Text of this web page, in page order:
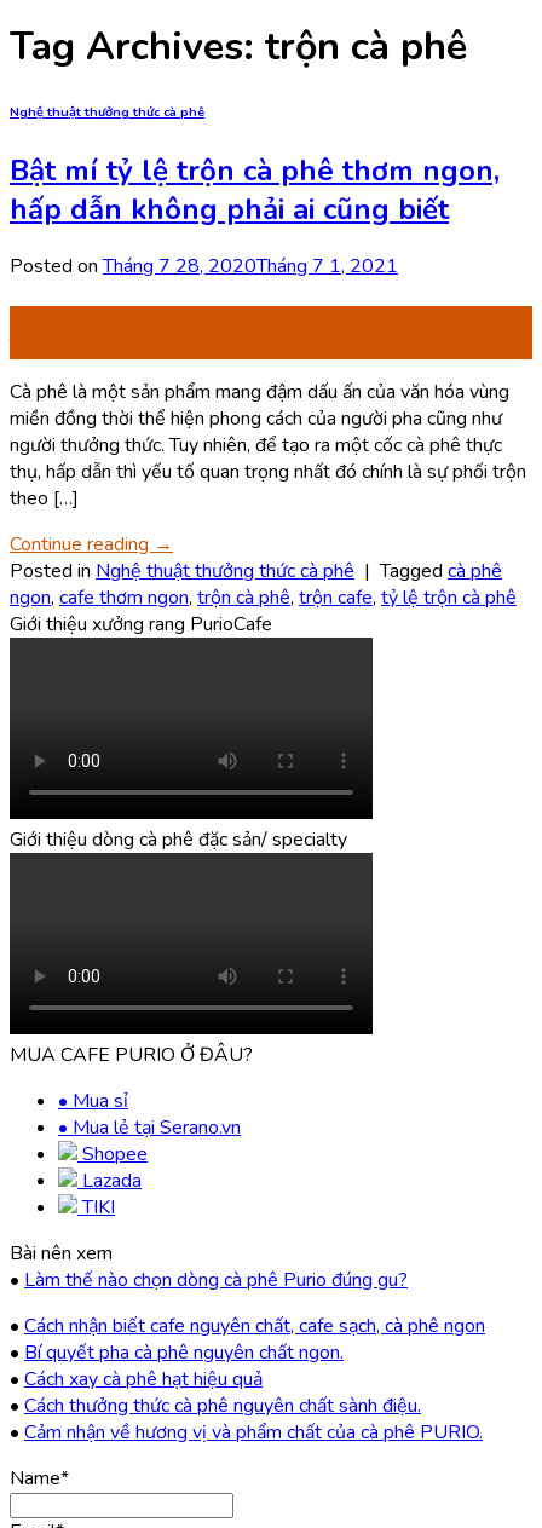
Tag Archives: trộn cà phê
Nghệ thuật thưởng thức cà phê
Bật mí tỷ lệ trộn cà phê thơm ngon,
hấp dẫn không phải ai cũng biết
Posted onTháng 7 28, 2020Tháng 7 1, 2021
Cà phê là một sản phẩm mang đậm dấu ấn của văn hóa vùng
miền đồng thời thể hiện phong cách của người pha cũng như
người thưởng thức. Tuy nhiên, để tạo ra một cốc cà phê thực
thụ, hấp dẫn thì yếu tố quan trọng nhất đó chính là sự phối trộn
theo […]
Continue reading →
Posted in Nghệ thuật thưởng thức cà phê | Tagged cà phê
ngon, cafe thơm ngon, trộn cà phê, trộn cafe, tỷ lệ trộn cà phê
Giới thiệu xưởng rang PurioCafe
Giới thiệu dòng cà phê đặc sản/ specialty
MUA CAFE PURIO Ở ĐÂU?
• Mua sỉ
• Mua lẻ tại Serano.vn
Shopee
Lazada
TIKI
Bài nên xem
• Làm thế nào chọn dòng cà phê Purio đúng gu?
• Cách nhận biết cafe nguyên chất, cafe sạch, cà phê ngon
• Bí quyết pha cà phê nguyên chất ngon.
• Cách xay cà phê hạt hiệu quả
• Cách thưởng thức cà phê nguyên chất sành điệu.
• Cảm nhận về hương vị và phẩm chất của cà phê PURIO.
Name*